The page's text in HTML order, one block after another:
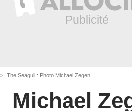
The Seagull : Photo Michael Zegen
Michael